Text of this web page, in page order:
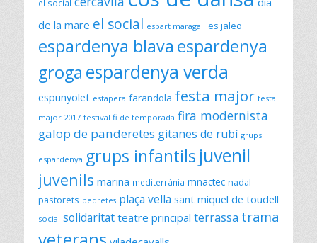
el social
de la mare el social esbart maragall es jaleo
espardenya blava espardenya
groga espardenya verda
espunyolet estapera farandola festa major festa
major 2017 festival fi de temporada fira modernista
galop de panderetes gitanes de rubí grups
espardenya grups infantils juvenil
juvenils marina mediterrània mnactec nadal
pastorets pedretes plaça vella sant miquel de toudell
social solidaritat teatre principal terrassa trama